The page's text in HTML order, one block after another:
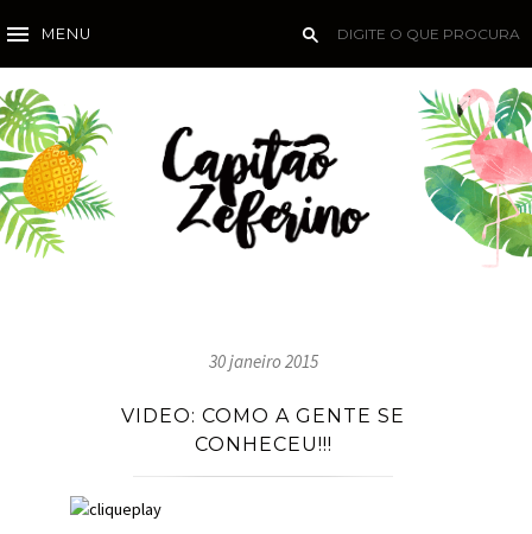
MENU
30 janeiro 2015
VIDEO: COMO A GENTE SE
CONHECEU!!!